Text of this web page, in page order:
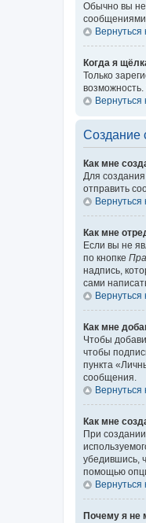
Обычно вы не
сообщениями
Вернуться
Когда я
Только
Вернуться
Создание
Как мне
Для
отправить
Вернуться
Как мне
Если вы не
по кнопке
надпись,
сами
Вернуться
Как мне
Чтобы
чтобы
пункта
сообщения.
Вернуться
Как мне
При
убедившись,
помощью
Вернуться
Почему я не